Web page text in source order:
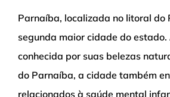
Parnaíba, localizada no litoral do
segunda maior cidade do
conhecida por suas belezas
do Parnaíba, a cidade também
relacionados à saúde mental